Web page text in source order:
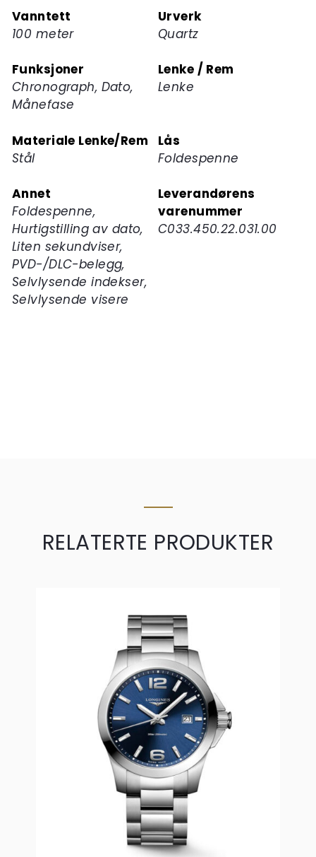
Vanntett
100 meter
Urverk
Quartz
Funksjoner
Chronograph, Dato,
Månefase
Lenke / Rem
Lenke
Materiale Lenke/Rem
Stål
Lås
Foldespenne
Annet
Foldespenne,
Hurtigstilling av dato,
Liten sekundviser,
PVD-/DLC-belegg,
Selvlysende indekser,
Selvlysende visere
Leverandørens
varenummer
C033.450.22.031.00
RELATERTE PRODUKTER